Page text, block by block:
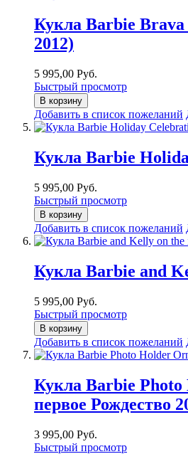
Кукла Barbie
2012)
5 995,00 Руб.
Быстрый просмотр
В корзину
Добавить в список пожеланий
Кукла Barbie
5 995,00 Руб.
Быстрый просмотр
В корзину
Добавить в список пожеланий
Кукла Barbie and
5 995,00 Руб.
Быстрый просмотр
В корзину
Добавить в список пожеланий
Кукла Barbie
первое Рождество
3 995,00 Руб.
Быстрый просмотр